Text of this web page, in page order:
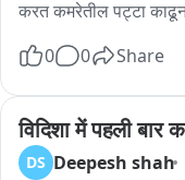
करत कमरेतील पट्टा काढून
कार्यकर्त्या अंजली
व्हायरल झालेल्या
असताना एक पुरुष तिच्याशी
0 0 Share
विदिशा में पहली बार
DS Deepesh shah